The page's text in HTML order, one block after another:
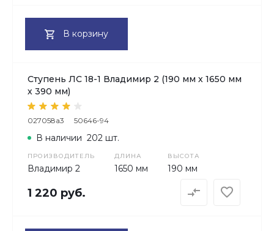
В корзину
Ступень ЛС 18-1 Владимир 2 (190 мм х 1650 мм
х 390 мм)
027058a3 50646-94
ПРОИЗВОДИТЕЛЬ
Владимир 2
ДЛИНА
1650 мм
ВЫСОТА
190 мм
В наличии 202 шт.
1 220 руб.